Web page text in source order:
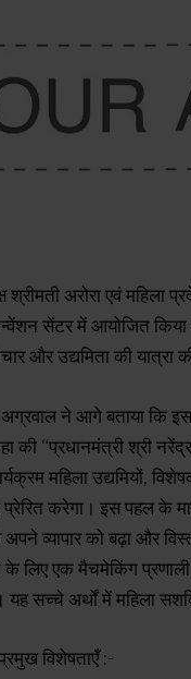
अरोरा एवं महिला
सेंटर में आयोजित
और उद्यमिता की यात्रा
अग्रवाल ने आगे बताया कि
की “प्रधानमंत्री श्री
महिला उद्यमियों,
करेगा। इस पहल के
अपने व्यापार को बढ़ा और
के लिए एक मैचमेकिंग
यह सच्चे अर्थों में महिला
विशेषताएँ :-